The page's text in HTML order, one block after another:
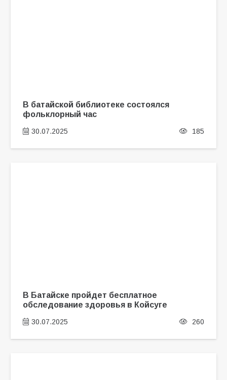
В батайской библиотеке состоялся
фольклорный час
30.07.2025 185
В Батайске пройдет бесплатное
обследование здоровья в Койсуге
30.07.2025 260